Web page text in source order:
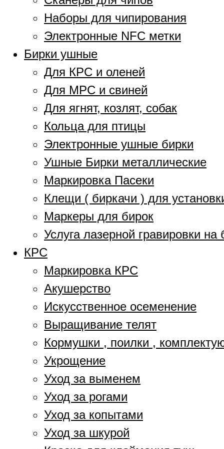
Наборы для чипирования
Электронные NFC метки
Бирки ушные
Для КРС и оленей
Для МРС и свиней
Для ягнят, козлят, собак
Кольца для птицы
Электронные ушные бирки
Ушные Бирки металлические
Маркировка Пасеки
Клещи ( биркачи ) для
Маркеры для бирок
Услуга лазерной гравировки на
КРС
Маркировка КРС
Акушерство
Искусственное осеменение
Выращивание телят
Кормушки , поилки ,
Укрощение
Уход за выменем
Уход за рогами
Уход за копытами
Уход за шкурой